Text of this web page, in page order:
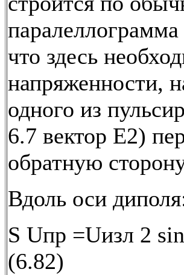
что здесь
напряженности,
одного из
6.7 вектор Е2)
обратную
Вдоль оси
S Uпр =Uизл 2
(6.82)